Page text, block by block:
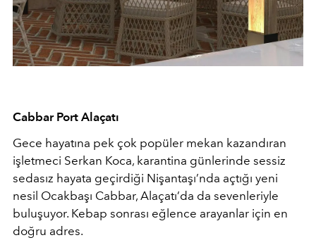
Cabbar Port Alaçatı
Gece hayatına pek çok popüler mekan kazandıran
işletmeci Serkan Koca, karantina günlerinde sessiz
sedasız hayata geçirdiği Nişantaşı’nda açtığı yeni
nesil Ocakbaşı Cabbar, Alaçatı’da da sevenleriyle
buluşuyor. Kebap sonrası eğlence arayanlar için en
doğru adres.